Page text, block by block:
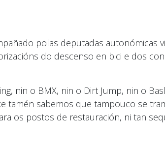
polas deputadas autonómicas
do descenso en bici e dos
nin o BMX, nin o Dirt Jump, nin o
tamén sabemos que tampouco se
os postos de restauración, ni tan